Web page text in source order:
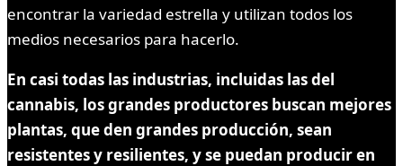
encontrar la variedad estrella y utilizan todos los
medios necesarios para hacerlo.
En casi todas las industrias, incluidas las del
cannabis, los grandes productores buscan mejores
plantas, que den grandes producción, sean
resistentes y resilientes, y se puedan producir en